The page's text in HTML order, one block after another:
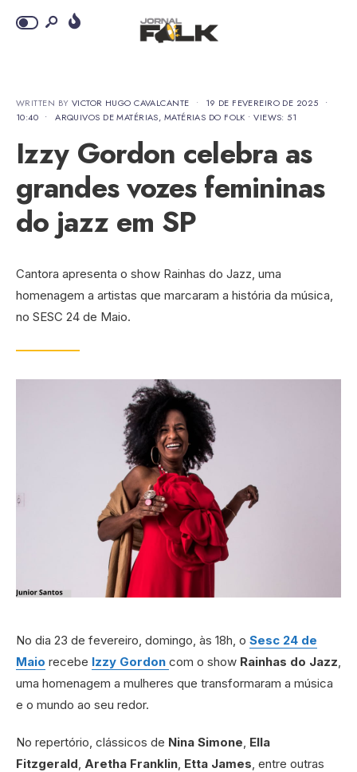
WRITTEN BY VICTOR HUGO CAVALCANTE • 19 DE FEVEREIRO DE 2025
•
10:40 • ARQUIVOS DE MATÉRIAS, MATÉRIAS DO FOLK •VIEWS: 51
Izzy Gordon celebra as
grandes vozes femininas
do jazz em SP
Cantora apresenta o show Rainhas do Jazz, uma
homenagem a artistas que marcaram a história da música,
no SESC 24 de Maio.
No dia 23 de fevereiro, domingo, às 18h, o Sesc 24 de
Maio recebe Izzy Gordon com o show Rainhas do Jazz
uma homenagem a mulheres que transformaram a música
e o mundo ao seu redor.
No repertório, clássicos de Nina Simone Ella
Fitzgerald Aretha Franklin Etta James , entre outras